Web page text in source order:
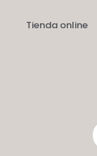
Tienda online